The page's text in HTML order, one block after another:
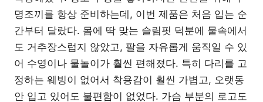
명조끼를 항상 준비하는데, 이번 제품은 처음 입는 순
간부터 달랐다. 몸에 딱 맞는 슬림핏 덕분에 물속에서
도 거추장스럽지 않았고, 팔을 자유롭게 움직일 수 있
어 수영이나 물놀이가 훨씬 편해졌다. 특히 다리를 고
정하는 웨빙이 없어서 착용감이 훨씬 가볍고, 오랫동
안 입고 있어도 불편함이 없었다. 가슴 부분의 로고도